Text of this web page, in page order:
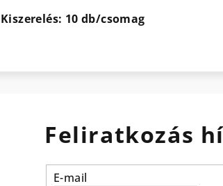
Kiszerelés: 10 db/csomag
Feliratkozás
E-mail